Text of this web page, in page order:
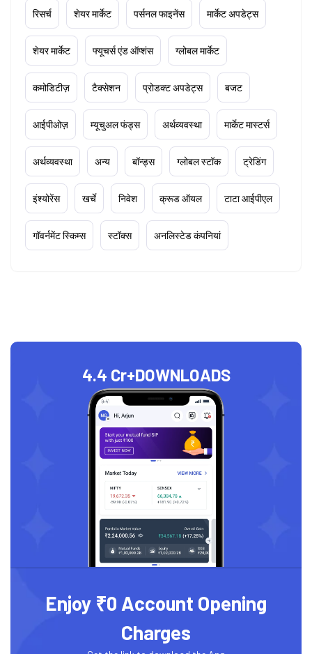
रिसर्च शेयर मार्केट पर्सनल फाइनेंस मार्केट अपडेट्स
शेयर मार्केट फ्यूचर्स एंड ऑप्शंस ग्लोबल मार्केट
कमोडिटीज़ टैक्सेशन प्रोडक्ट अपडेट्स बजट
आईपीओज़ म्यूचुअल फंड्स अर्थव्यवस्था मार्केट मास्टर्स
अर्थव्यवस्था अन्य बॉन्ड्स ग्लोबल स्टॉक ट्रेडिंग
इंश्योरेंस खर्चे निवेश क्रूड ऑयल टाटा आईपीएल
गॉवर्नमेंट स्किम्स स्टॉक्स अनलिस्टेड कंपनियां
4.4 Cr+DOWNLOADS
Enjoy ₹0 Account Opening
Charges